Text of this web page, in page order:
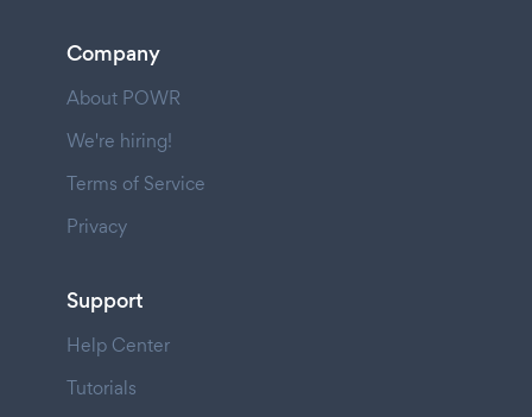
Company
About POWR
We're hiring!
Terms of Service
Privacy
Support
Help Center
Tutorials